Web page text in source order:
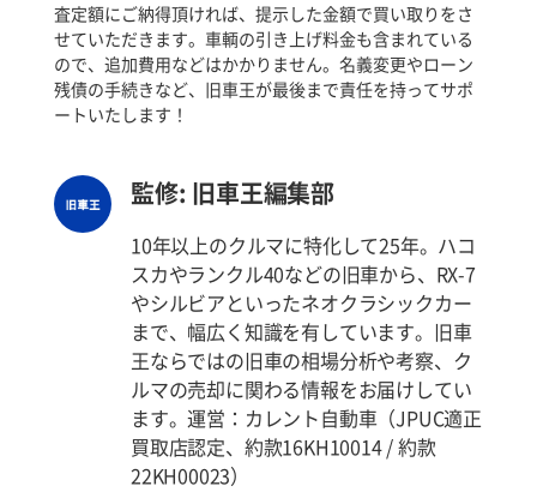
査定額にご納得頂ければ、提示した金額で買い取りをさ
せていただきます。車輌の引き上げ料金も含まれている
ので、追加費用などはかかりません。名義変更やローン
残債の手続きなど、旧車王が最後まで責任を持ってサポ
ートいたします！
監修: 旧車王編集部
10年以上のクルマに特化して25年。ハコ
スカやランクル40などの旧車から、RX-7
やシルビアといったネオクラシックカー
まで、幅広く知識を有しています。旧車
王ならではの旧車の相場分析や考察、ク
ルマの売却に関わる情報をお届けしてい
ます。運営：カレント自動車（JPUC適正
買取店認定、約款16KH10014 / 約款
22KH00023）